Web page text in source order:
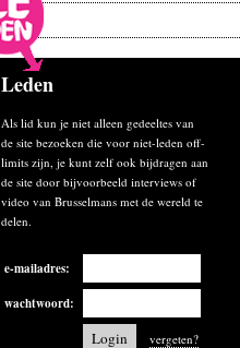
Leden
Als lid kun je niet alleen gedeeltes van
de site bezoeken die voor niet-leden off-
limits zijn, je kunt zelf ook bijdragen aan
de site door bijvoorbeeld interviews of
video van Brusselmans met de wereld te
delen.
e-mailadres:
wachtwoord:
vergeten?